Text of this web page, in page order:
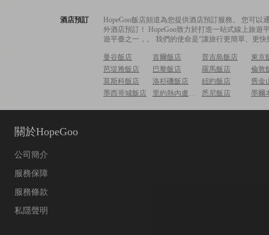
酒店預訂
HopeGoo飯店頻道為您提供酒店預訂服務。 您可
外酒店預訂！ HopeGoo致力於打造一站式線上旅
遊平臺之一，。 我們的使命是“讓旅行更簡單、更
曼谷飯店 首爾飯店 普吉島飯店
東京
芭堤雅飯店
巴黎飯店 羅馬飯店
倫敦
莫斯科飯店
洛杉磯飯店 紐約飯店
舊金
墨西哥城飯店
里約熱內盧飯店 悉尼飯店 墨爾
關於HopeGoo
公司簡介
服務保障
服務條款
私隱聲明